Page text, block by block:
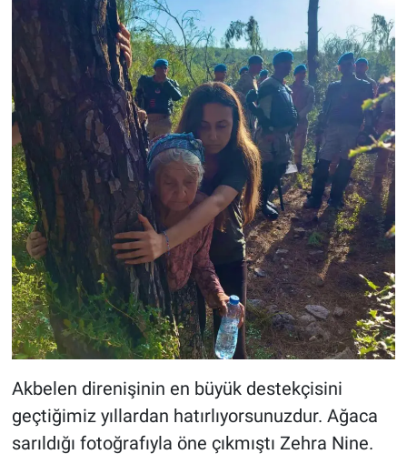
Akbelen direnişinin en büyük destekçisini
geçtiğimiz yıllardan hatırlıyorsunuzdur. Ağaca
sarıldığı fotoğrafıyla öne çıkmıştı Zehra Nine.